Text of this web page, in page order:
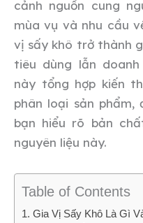
cảnh nguồn cung
mùa vụ và nhu cầu
vị sấy khô trở thành
tiêu dùng lẫn
này tổng hợp kiến
phân loại sản phẩm,
bạn hiểu rõ bản
nguyên liệu này.
Table of Contents
1. Gia Vị Sấy Khô Là Gì